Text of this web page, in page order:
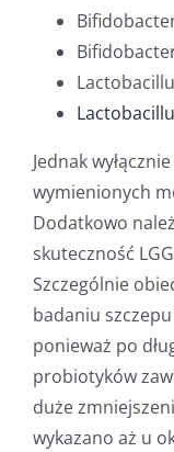
Jednak
wymienionych
Dodatkowo
skuteczność
Szczególnie
badaniu
ponieważ po
probiotyków
duże
wykazano aż u